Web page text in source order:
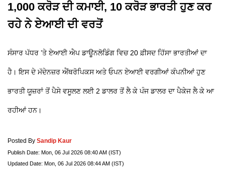
1,000 ਕਰੋੜ ਦੀ ਕਮਾਈ, 10 ਕਰੋੜ ਭਾਰਤੀ ਹੁਣ ਕਰ
ਰਹੇ ਨੇ ਏਆਈ ਦੀ ਵਰਤੋਂ
ਸੰਸਾਰ ਪੱਧਰ ’ਤੇ ਏਆਈ ਐਪ ਡਾਊਨਲੋਡਿੰਗ ਵਿਚ 20 ਫ਼ੀਸਦ ਹਿੱਸਾ ਭਾਰਤੀਆਂ ਦਾ
ਹੈ। ਇਸ ਦੇ ਮੱਦੇਨਜ਼ਰ ਐਂਥਰੋਪਿਕਸ ਅਤੇ ਓਪਨ ਏਆਈ ਵਰਗੀਆਂ ਕੰਪਨੀਆਂ ਹੁਣ
ਭਾਰਤੀ ਯੂਜ਼ਰਾਂ ਤੋਂ ਪੈਸੇ ਵਸੂਲਣ ਲਈ 2 ਡਾਲਰ ਤੋਂ ਲੈ ਕੇ ਪੰਜ ਡਾਲਰ ਦਾ ਪੈਕੇਜ ਲੈ ਕੇ ਆ
ਰਹੀਆਂ ਹਨ।
Posted By Sandip Kaur
Publish Date: Mon, 06 Jul 2026 08:40 AM (IST)
Updated Date: Mon, 06 Jul 2026 08:44 AM (IST)